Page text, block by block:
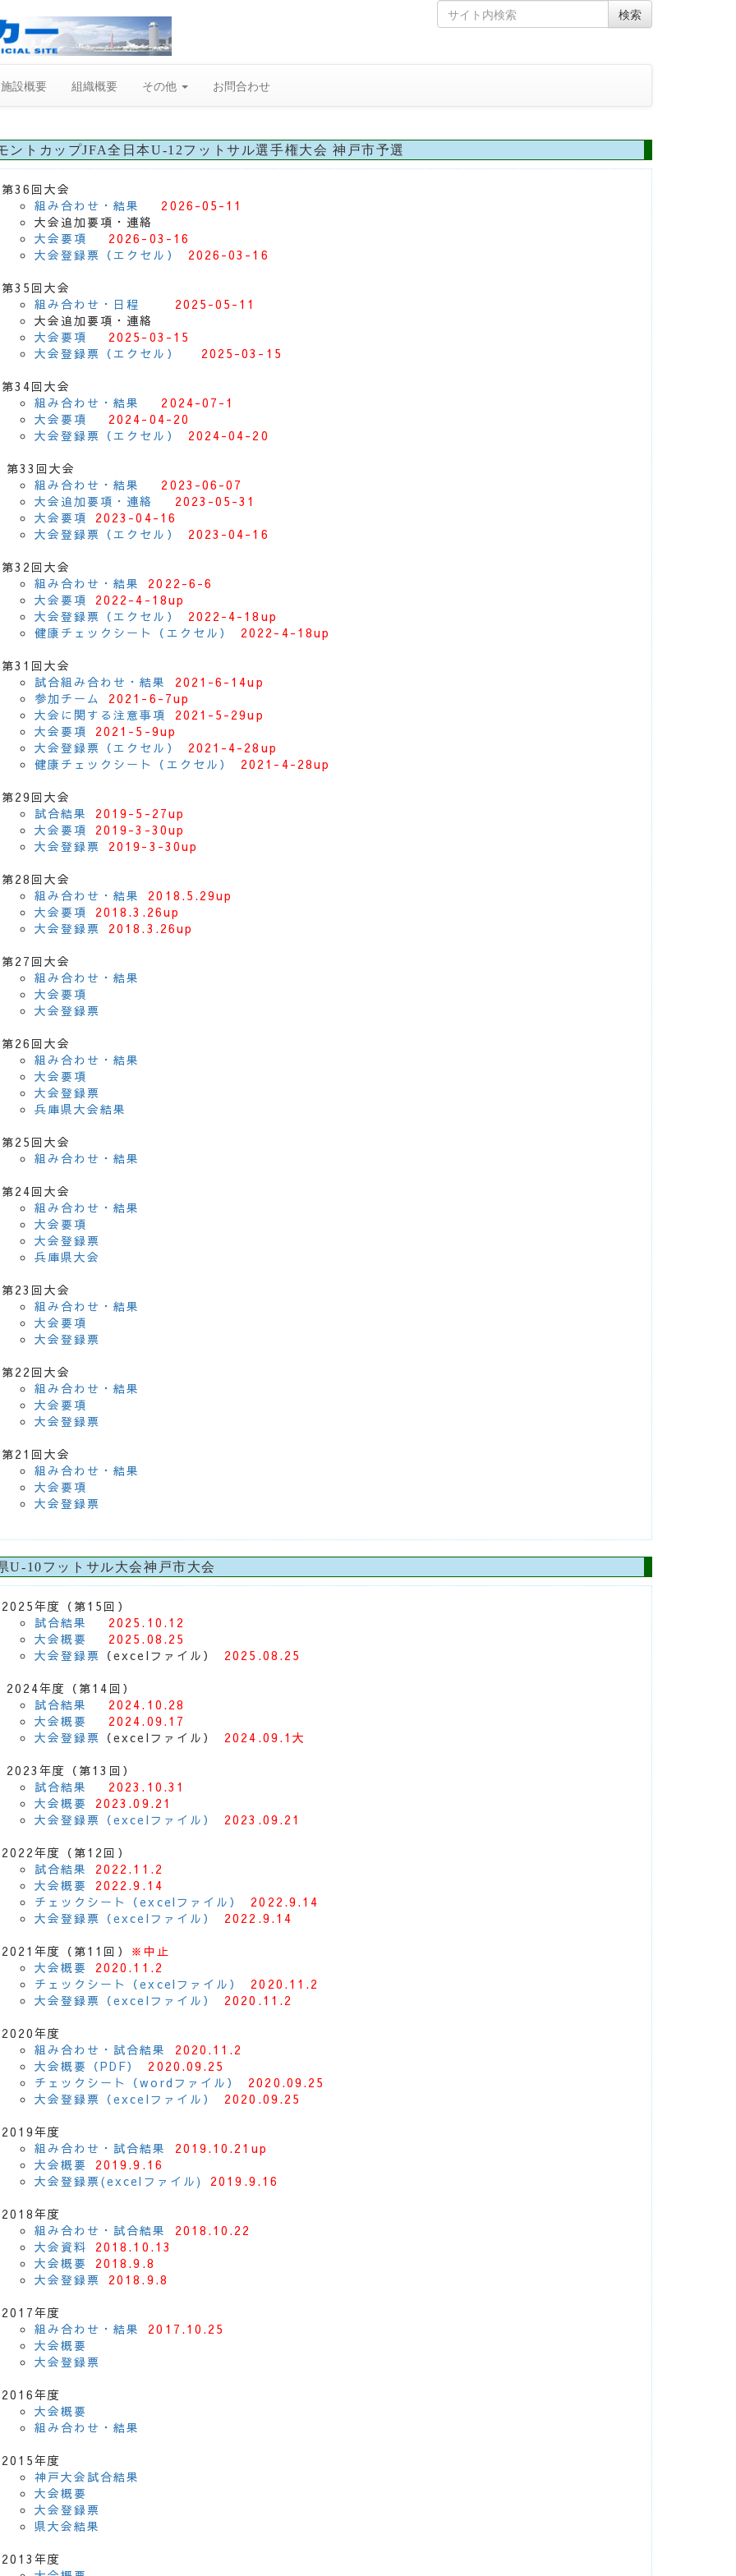
Skip
to
Search
for
検索
施設概要 組織概要 その他 お問合わせ
ントカップJFA全日本U-12フットサル選手権大会 神戸市予選
第36回大会
組み合わせ・結果
2026-05-11
大会追加要項・連絡
大会要項
2026-03-16
大会登録票（エクセル）
2026-03-16
第35回大会
組み合わせ・日程
2025-05-11
大会追加要項・連絡
大会要項
2025-03-15
大会登録票（エクセル）
2025-03-15
第34回大会
組み合わせ・結果
2024-07-1
大会要項
2024-04-20
大会登録票（エクセル）
2024-04-20
第33回大会
組み合わせ・結果
2023-06-07
大会追加要項・連絡
2023-05-31
大会要項
2023-04-16
大会登録票（エクセル）
2023-04-16
第32回大会
組み合わせ・結果
2022-6-6
大会要項
2022-4-18up
大会登録票（エクセル）
2022-4-18up
健康チェックシート（エクセル）
2022-4-18up
第31回大会
試合組み合わせ・結果
2021-6-14up
参加チーム
2021-6-7up
大会に関する注意事項
2021-5-29up
大会要項
2021-5-9up
大会登録票（エクセル）
2021-4-28up
健康チェックシート（エクセル）
2021-4-28up
第29回大会
試合結果
2019-5-27up
大会要項
2019-3-30up
大会登録票
2019-3-30up
第28回大会
組み合わせ・結果
2018.5.29up
大会要項
2018.3.26up
大会登録票
2018.3.26up
第27回大会
組み合わせ・結果
大会要項
大会登録票
第26回大会
組み合わせ・結果
大会要項
大会登録票
兵庫県大会結果
第25回大会
組み合わせ・結果
第24回大会
組み合わせ・結果
大会要項
大会登録票
兵庫県大会
第23回大会
組み合わせ・結果
大会要項
大会登録票
第22回大会
組み合わせ・結果
大会要項
大会登録票
第21回大会
組み合わせ・結果
大会要項
大会登録票
U-10フットサル大会神戸市大会
2025年度（第15回）
試合結果
2025.10.12
大会概要
2025.08.25
大会登録票 （excelファイル）
2025.08.25
2024年度（第14回）
試合結果
2024.10.28
大会概要
2024.09.17
大会登録票 （excelファイル）
2024.09.1大
2023年度（第13回）
試合結果
2023.10.31
大会概要
2023.09.21
大会登録票（excelファイル）
2023.09.21
2022年度（第12回）
試合結果
2022.11.2
大会概要
2022.9.14
チェックシート（excelファイル）
2022.9.14
大会登録票（excelファイル）
2022.9.14
2021年度（第11回）
※中止
大会概要
2020.11.2
チェックシート（excelファイル）
2020.11.2
大会登録票（excelファイル）
2020.11.2
2020年度
組み合わせ・試合結果
2020.11.2
大会概要（PDF）
2020.09.25
チェックシート（wordファイル）
2020.09.25
大会登録票（excelファイル）
2020.09.25
2019年度
組み合わせ・試合結果
2019.10.21up
大会概要
2019.9.16
大会登録票(excelファイル)
2019.9.16
2018年度
組み合わせ・試合結果
2018.10.22
大会資料
2018.10.13
大会概要
2018.9.8
大会登録票
2018.9.8
2017年度
組み合わせ・結果
2017.10.25
大会概要
大会登録票
2016年度
大会概要
組み合わせ・結果
2015年度
神戸大会試合結果
大会概要
大会登録票
県大会結果
2013年度